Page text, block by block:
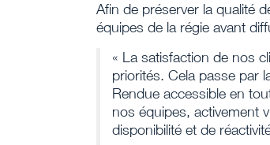
Afin de préserver la qualité
équipes de la régie avant
« La satisfaction de nos
priorités. Cela passe par
Rendue accessible en
nos équipes, activement
disponibilité et de